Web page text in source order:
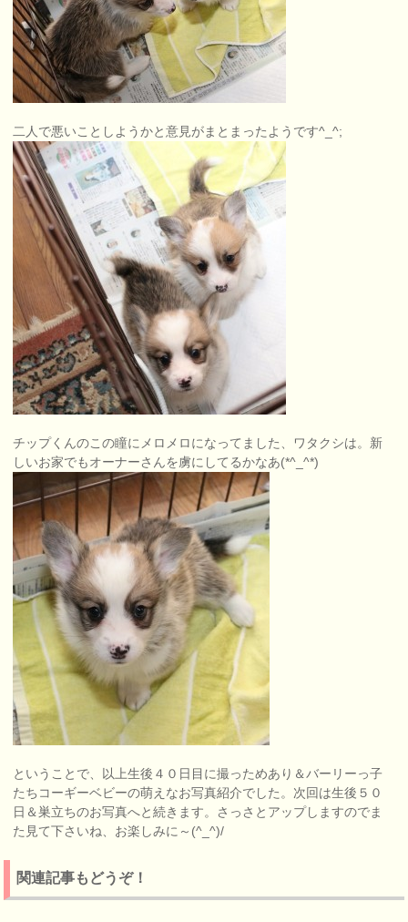
二人で悪いことしようかと意見がまとまったようです^_^;
チップくんのこの瞳にメロメロになってました、ワタクシは。新
しいお家でもオーナーさんを虜にしてるかなあ(*^_^*)
ということで、以上生後４０日目に撮っためあり＆バーリーっ子
たちコーギーベビーの萌えなお写真紹介でした。次回は生後５０
日＆巣立ちのお写真へと続きます。さっさとアップしますのでま
た見て下さいね、お楽しみに～(^_^)/
関連記事もどうぞ！